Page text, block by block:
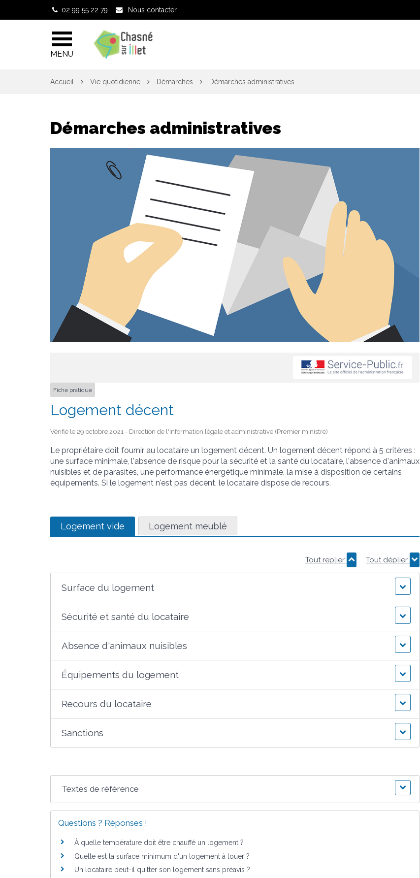
02 99 55 22 79 Nous contacter
MENU
Accueil Vie quotidienne Démarches Démarches administratives
Démarches administratives
Fiche pratique
Logement décent
Vérifié le 29 octobre 2021 - Direction de l'information légale et administrative (Premier ministre)
Le propriétaire doit fournir au locataire un logement décent. Un logement décent répond à 5 critères :
une surface minimale, l'absence de risque pour la sécurité et la santé du locataire, l'absence d'animaux
nuisibles et de parasites, une performance énergétique minimale, la mise à disposition de certains
équipements. Si le logement n'est pas décent, le locataire dispose de recours.
Logement vide Logement meublé
Tout replier Tout déplier
Surface du logement
Sécurité et santé du locataire
Absence d'animaux nuisibles
Équipements du logement
Recours du locataire
Sanctions
Textes de référence
Questions ? Réponses !
À quelle température doit être chauffé un logement ?
Quelle est la surface minimum d'un logement à louer ?
Un locataire peut-il quitter son logement sans préavis ?